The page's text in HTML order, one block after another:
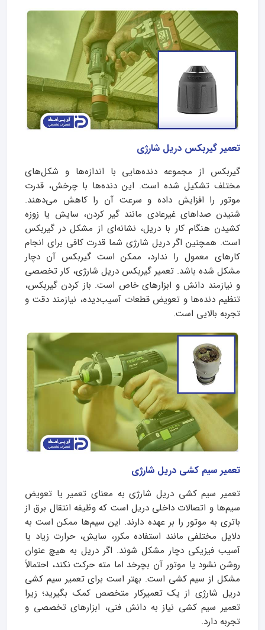
تعمیر گیربکس دریل شارژی
گیربکس از مجموعه دنده‌هایی با اندازه‌ها و شکل‌های
مختلف تشکیل شده است. این دنده‌ها با چرخش، قدرت
موتور را افزایش داده و سرعت آن را کاهش می‌دهند.
شنیدن صداهای غیرعادی مانند گیر کردن، سایش یا زوزه
کشیدن هنگام کار با دریل، نشانه‌ای از مشکل در گیربکس
است. همچنین اگر دریل شارژی شما قدرت کافی برای انجام
کارهای معمول را ندارد، ممکن است گیربکس آن دچار
مشکل شده باشد. تعمیر گیربکس دریل شارژی، کار تخصصی
و نیازمند دانش و ابزارهای خاص است. باز کردن گیربکس،
تنظیم دنده‌ها و تعویض قطعات آسیب‌دیده، نیازمند دقت و
تجربه بالایی است.
تعمیر سیم کشی دریل شارژی
تعمیر سیم کشی دریل شارژی به معنای تعمیر یا تعویض
سیم‌ها و اتصالات داخلی دریل است که وظیفه انتقال برق از
باتری به موتور را بر عهده دارند. این سیم‌ها ممکن است به
دلایل مختلفی مانند استفاده مکرر، سایش، حرارت زیاد یا
آسیب فیزیکی دچار مشکل شوند. اگر دریل به هیچ عنوان
روشن نشود یا موتور آن بچرخد اما مته حرکت نکند، احتمالاً
مشکل از سیم کشی است. بهتر است برای تعمیر سیم کشی
دریل شارژی از یک تعمیرکار متخصص کمک بگیرید؛ زیرا
تعمیر سیم کشی نیاز به دانش فنی، ابزارهای تخصصی و
تجربه دارد.